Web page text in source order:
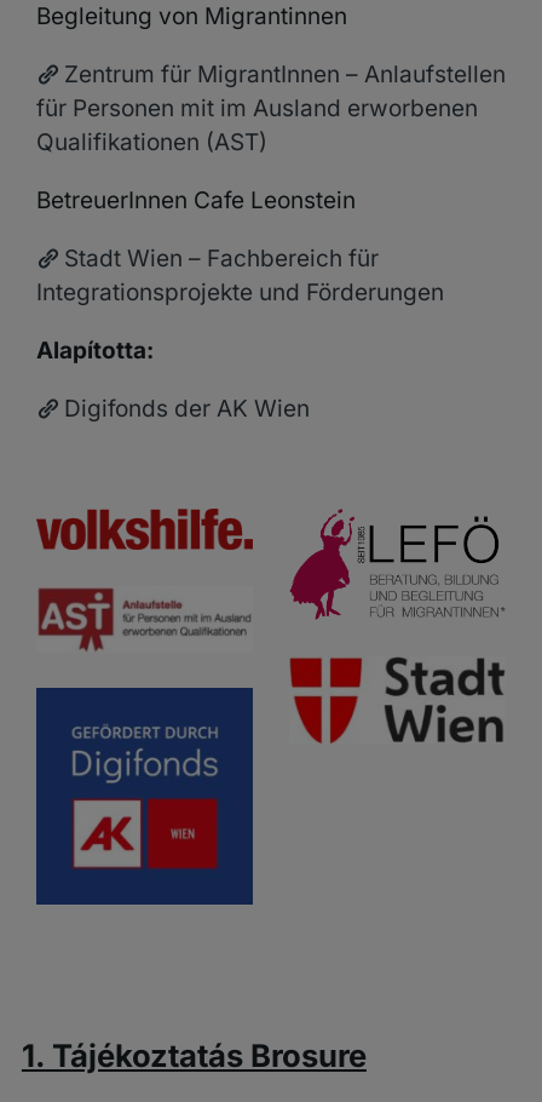
Begleitung von Migrantinnen
Zentrum für MigrantInnen – Anlaufstellen
für Personen mit im Ausland erworbenen
Qualifikationen (AST)
BetreuerInnen Cafe Leonstein
Stadt Wien – Fachbereich für
Integrationsprojekte und Förderungen
Alapította:
Digifonds der AK Wien
1. Tájékoztatás Brosure